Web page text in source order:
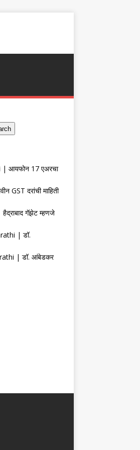
आयफोन 17 एअरचा
दरांची माहिती
गॅझेट म्हणजे
| डॉ.
| डॉ. आंबेडकर